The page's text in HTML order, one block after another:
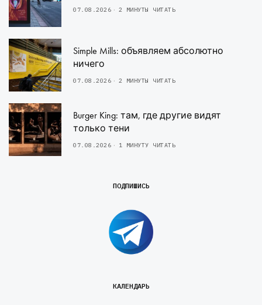
07.08.2026 2 МИНУТЫ ЧИТАТЬ
Simple Mills: объявляем абсолютно
ничего
07.08.2026 2 МИНУТЫ ЧИТАТЬ
Burger King: там, где другие видят
только тени
07.08.2026 1 МИНУТУ ЧИТАТЬ
ПОДПИШИСЬ
КАЛЕНДАРЬ